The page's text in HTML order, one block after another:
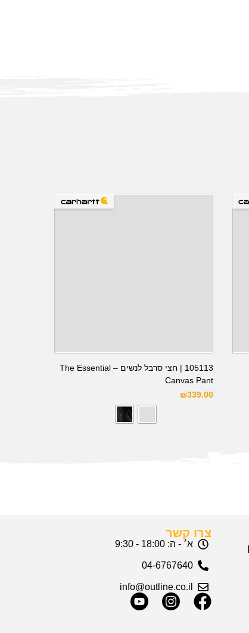
105113 | חצי סרבל לנשים – The Essential
Canvas Pant
₪339.00
צרו קשר
א׳ - ה: 18:00 - 9:30
04-6767640
info@outline.co.il